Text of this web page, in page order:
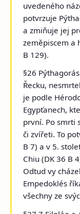
uvedeného
potvrzuje
a zmiňuje jej
zeměpiscem a
B 129).
§26
Řecku,
je podle
Egypťanech,
první. Po smrti
či zvířeti. To
B 7) a v 5.
Chiu (DK 36 B
Odtud vy
Empedoklés
všechny ze